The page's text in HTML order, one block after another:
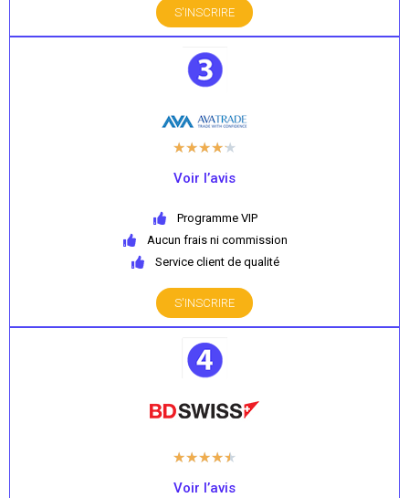
S'INSCRIRE
★★★★★
Voir l’avis
Programme VIP
Aucun frais ni commission
Service client de qualité
S'INSCRIRE
★★★★★
Voir l’avis